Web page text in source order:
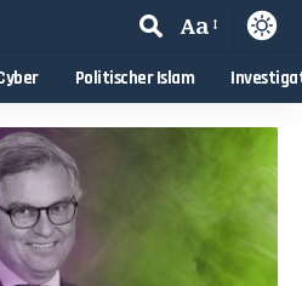
Aa
Politischer Islam